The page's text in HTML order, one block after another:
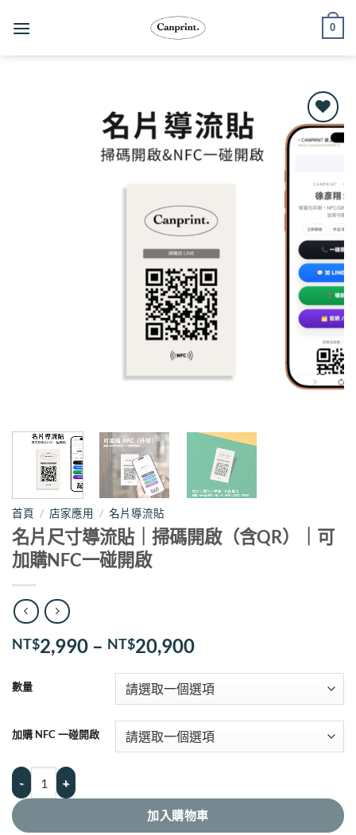
0
Add to
wishlist
首頁 / 店家應用 / 名片導流貼
名片尺寸導流貼｜掃碼開啟（含QR）｜可
加購NFC一碰開啟
NT$2,990 – NT$20,900價
範
圍：
NT$2,990
到
NT$20,900
數量
加購 NFC 一碰開啟
名片尺寸導流貼｜掃碼開啟（含QR）｜可加購NFC一碰開啟 數量
加入購物車